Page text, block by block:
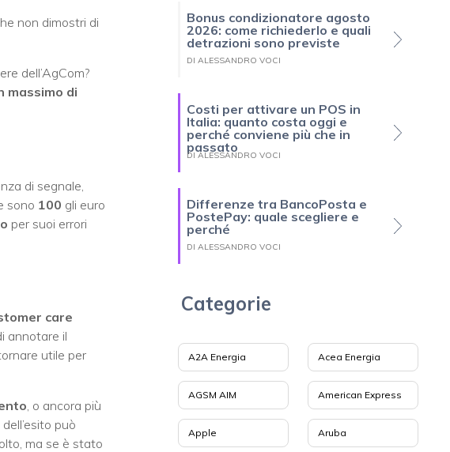
non dimostri di
dell’AgCom?
massimo di
di segnale,
sono 100 gli euro
per suoi errori
care
annotare il
utile per
, o ancora più
può
ma se è stato
Bonus condizionatore agosto
2026: come richiederlo e quali
detrazioni sono previste
DI ALESSANDRO VOCI
Costi per attivare un POS in
Italia: quanto costa oggi e
perché conviene più che in
passato
DI ALESSANDRO VOCI
Differenze tra BancoPosta e
PostePay: quale scegliere e
perché
DI ALESSANDRO VOCI
Categorie
A2A Energia Acea Energia
AGSM AIM American Express
Apple Aruba